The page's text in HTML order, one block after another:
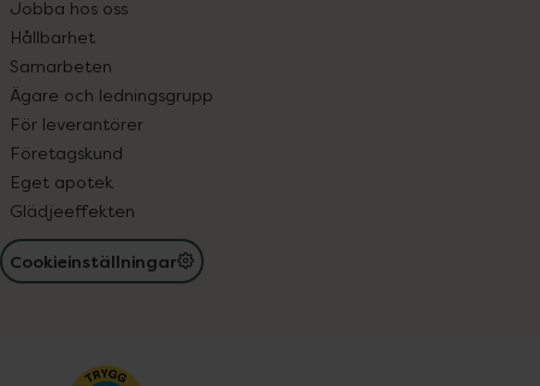
Jobba hos oss
Hållbarhet
Samarbeten
Ägare och ledningsgrupp
För leverantörer
Företagskund
Eget apotek
Glädjeeffekten
Cookieinställningar